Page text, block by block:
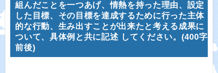
組んだことを一つあげ、情熱を持った理由、設定
した目標、その目標を達成するために行った主体
的な行動、生み出すことが出来たと考える成果に
ついて、具体例と共に記述 してください。(400字
前後)